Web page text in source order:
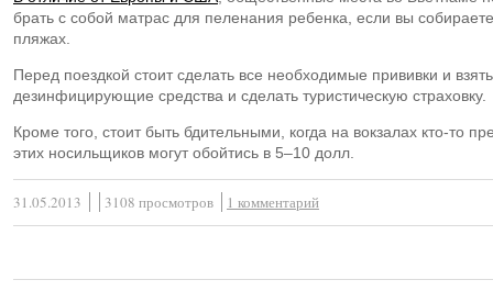
брать с собой матрас для пеленания ребенка, если вы
пляжах.
Перед поездкой стоит сделать все необходимые прививки и
дезинфицирующие средства и сделать туристическую страховку.
Кроме того, стоит быть бдительными, когда на вокзалах кто-то
этих носильщиков могут обойтись в 5–10 долл.
31.05.2013 3108 просмотров 1 комментарий